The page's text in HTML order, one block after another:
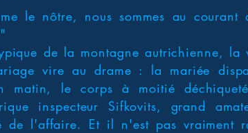
le nôtre, nous sommes au courant
de la montagne autrichienne, la
vire au drame : la mariée
matin, le corps à moitié
inspecteur Sifkovits, grand
de l'affaire. Et il n'est pas vraiment